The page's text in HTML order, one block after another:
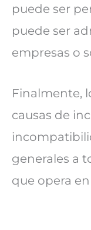
puede ser
puede ser
empresas o
Finalmente,
causas de
generales a
que opera